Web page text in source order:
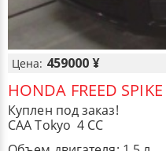
Цена: 459000 ¥
HONDA FREED
Куплен под заказ!
CAA Tokyo 4 CC